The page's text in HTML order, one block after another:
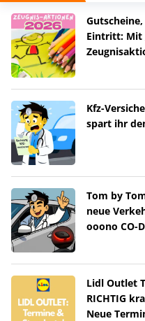
Eintritt: Mit
Kfz-
spart ihr
Tom by
neue
ooono CO-
Lidl Outlet
RICHTIG
Neue